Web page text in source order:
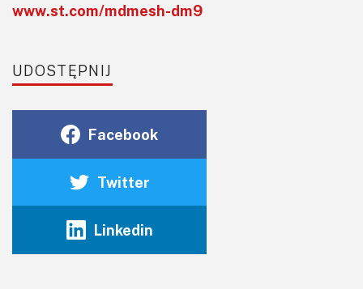
www.st.com/mdmesh-dm9
UDOSTĘPNIJ
Facebook
Twitter
Linkedin